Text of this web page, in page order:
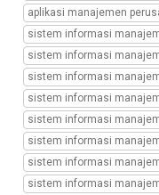
aplikasi manajemen
sistem informasi
sistem informasi
sistem informasi
sistem informasi
sistem informasi
sistem informasi
sistem informasi
sistem informasi
informasi
manajemen
bisnis
wedding
service,
sistem
informasi
manajemen
bisnis
wedding
planner,